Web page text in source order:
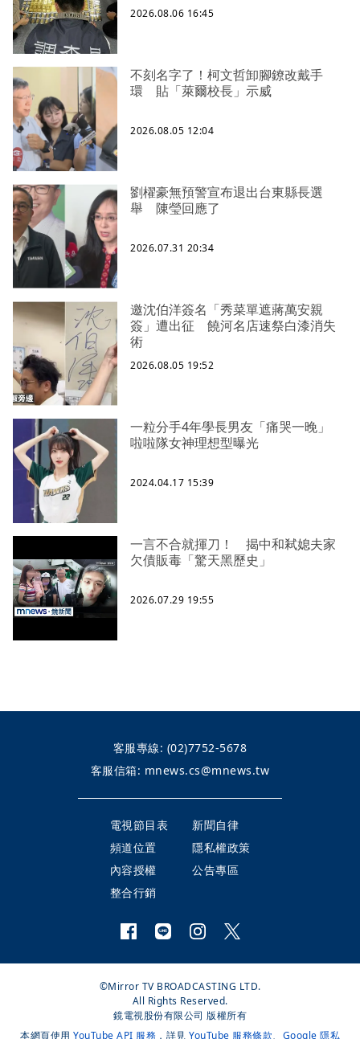
2026.08.06 16:45
不刻名字了！柯文哲卸腳鐐改戴手
環 貼「萊爾校長」示威
2026.08.05 12:04
劉櫂豪無預警宣布退出台東縣長選
舉 陳瑩回應了
2026.07.31 20:34
邀沈伯洋簽名「秀菜單遮蔣萬安親
簽」遭出征 饒河名店速祭白漆消失
術
2026.08.05 19:52
一粒分手4年學長男友「痛哭一晚」
啦啦隊女神理想型曝光
2024.04.17 15:39
一言不合就揮刀！ 揭中和弒媳夫家
欠債販毒「驚天黑歷史」
2026.07.29 19:55
客服專線: (02)7752-5678
客服信箱: mnews.cs@mnews.tw
電視節目表
新聞自律
頻道位置
隱私權政策
內容授權
公告專區
整合行銷
©Mirror TV BROADCASTING LTD.
All Rights Reserved.
鏡電視股份有限公司 版權所有
本網頁使用 YouTube API 服務 ，詳見 YouTube 服務條款、 Google 隱私